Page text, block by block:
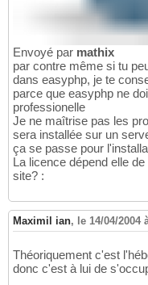
Envoyé par mathix
par contre même si tu
dans easyphp, je te
parce que easyphp ne
professionelle
Je ne maîtrise pas les
sera installée sur un
ça se passe pour
La licence dépend elle
site? :
Maximil ian, le 14/04/2004
Théoriquement c'est
donc c'est à lui de